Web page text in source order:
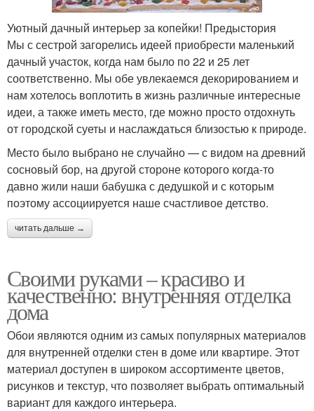
Уютный дачный интерьер за копейки! Предыстория
Мы с сестрой загорелись идеей приобрести маленький
дачный участок, когда нам было по 22 и 25 лет
соответственно. Мы обе увлекаемся декорированием и
нам хотелось воплотить в жизнь различные интересные
идеи, а также иметь место, где можно просто отдохнуть
от городской суеты и наслаждаться близостью к природе.
Место было выбрано не случайно — с видом на древний
сосновый бор, на другой стороне которого когда-то
давно жили наши бабушка с дедушкой и с которым
поэтому ассоциируется наше счастливое детство.
читать дальше →
Своими руками – красиво и
качественно: внутренняя отделка
дома
Обои являются одним из самых популярных материалов
для внутренней отделки стен в доме или квартире. Этот
материал доступен в широком ассортименте цветов,
рисунков и текстур, что позволяет выбрать оптимальный
вариант для каждого интерьера.